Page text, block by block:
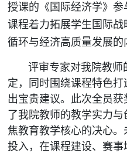
授课的《国际经济学》参
课程着力拓展学生国际
循环与经济高质量发展的
评审专家对我院教师
定，同时围绕课程特色
出宝贵建议。此次全员
了我院教师的教学实力
焦教育教学核心的决心
投入，在课程建设、赛